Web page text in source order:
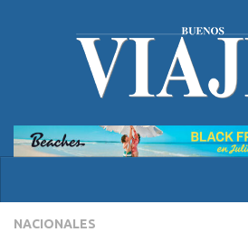
NACIONALES